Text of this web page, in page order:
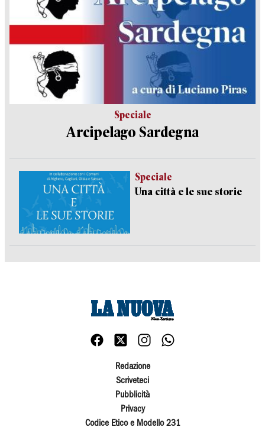
Speciale
Arcipelago Sardegna
Speciale
Una città e le sue storie
Redazione
Scriveteci
Pubblicità
Privacy
Codice Etico e Modello 231